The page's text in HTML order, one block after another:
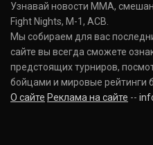
Donald Cerrone
(36-15-0, 1)
Исраэль
Israel Adesanya
(19-0-0, 0)
Узнавай новости ММА,
Fight Nights, M-1, ACB.
Мы собираем для вас
сайте вы всегда сможете
предстоящих турниров,
бойцами и мировые рейтинги
О сайте Реклама на сайте --